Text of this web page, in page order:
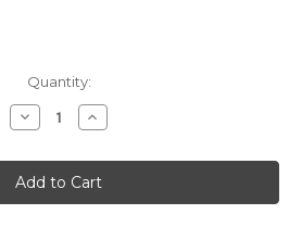
Quantity:
Decrease
Quantity
BIBLIA
LATINOAMERICANA
Bilingüe
-
Increase
Quantity
BIBLIA
LATINOAMERICANA
Bilingüe
-